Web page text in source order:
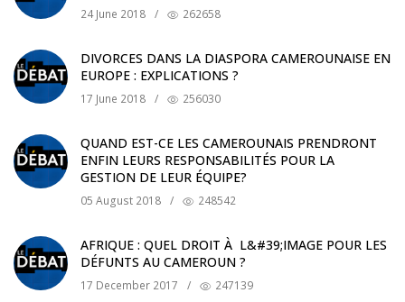
24 June 2018 / 262658
DIVORCES DANS LA DIASPORA CAMEROUNAISE EN
EUROPE : EXPLICATIONS ?
17 June 2018 / 256030
QUAND EST-CE LES CAMEROUNAIS PRENDRONT
ENFIN LEURS RESPONSABILITÉS POUR LA
GESTION DE LEUR ÉQUIPE?
05 August 2018 / 248542
AFRIQUE : QUEL DROIT À L&#39;IMAGE POUR LES
DÉFUNTS AU CAMEROUN ?
17 December 2017 / 247139